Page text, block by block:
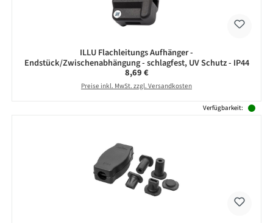
ILLU Flachleitungs Aufhänger -
Endstück/Zwischenabhängung - schlagfest, UV Schutz - IP44
Regulärer Preis:
8,69 €
Preise inkl. MwSt. zzgl. Versandkosten
Verfügbarkeit: